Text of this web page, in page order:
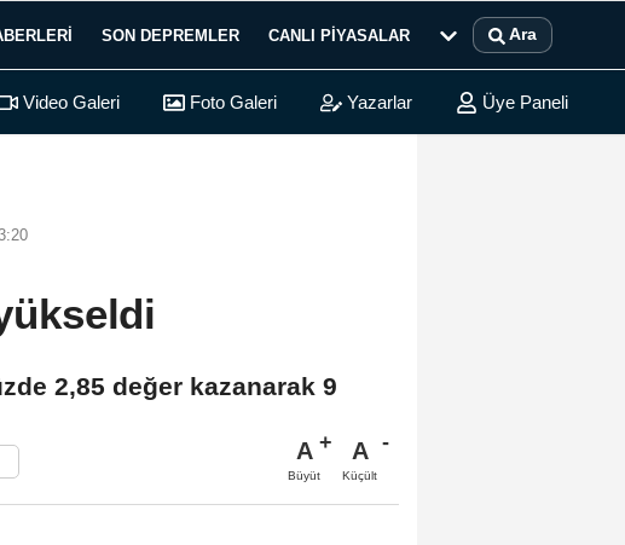
SON DEPREMLER CANLI PIYASALAR Ara
Video Galeri Foto Galeri Yazarlar Üye Paneli
2,85 değer kazanarak 9
A
Büyüt
A
Küçült